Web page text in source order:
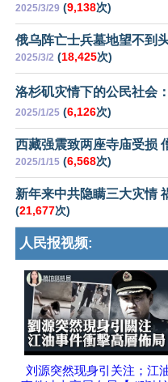
2025/3/29 (9,138次)
俄乌阵亡士兵墓地望不到
2025/3/2 (18,425次)
洛杉矶灾情下的公民社会
2025/1/25 (6,126次)
西藏强震致两座寺庙受损
2025/1/15 (6,568次)
新年来中共隐瞒三大灾情
(21,677次)
人民报视频:
刘源突然现身引关注；江